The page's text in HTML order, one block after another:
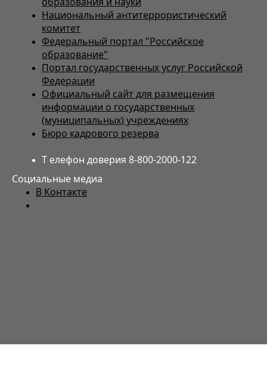
Национальный антитеррористический
комитет
Федеральный портал "Российское
образование"
Портал государственных услуг Российской
Федерации
Официальный сайт для размещения
информации о государственных
(муниципальных) учреждениях
Бюро кадрового резерва
Т елефон доверия 8-800-2000-122
Социальные медиа
В Контакте